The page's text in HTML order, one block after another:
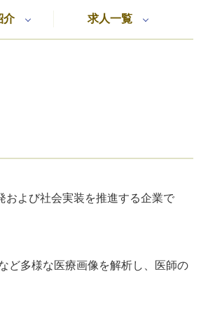
介 求人一覧
および社会実装を推進する企業で
ど多様な医療画像を解析し、医師の